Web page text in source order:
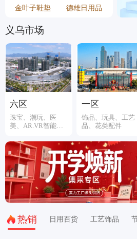
金叶子鞋垫 德雄日用品
义乌市场
六区
珠宝、潮玩、医
美、AR.VR智能装
一区
饰品、玩具、工艺
品、花类配件
热销 日用百货 工艺饰品